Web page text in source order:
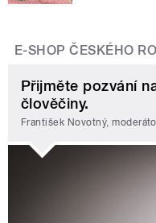
E-SHOP ČESKÉHO
Přijměte pozvání
člověčiny.
František Novotný,